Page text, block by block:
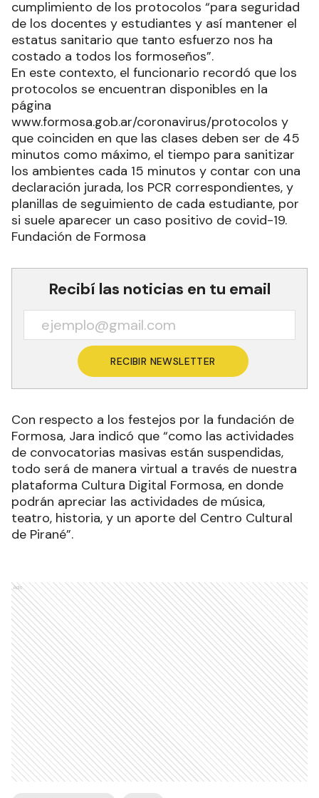
cumplimiento de los protocolos “para seguridad
de los docentes y estudiantes y así mantener el
estatus sanitario que tanto esfuerzo nos ha
costado a todos los formoseños”.
En este contexto, el funcionario recordó que los
protocolos se encuentran disponibles en la
página
www.formosa.gob.ar/coronavirus/protocolos y
que coinciden en que las clases deben ser de 45
minutos como máximo, el tiempo para sanitizar
los ambientes cada 15 minutos y contar con una
declaración jurada, los PCR correspondientes, y
planillas de seguimiento de cada estudiante, por
si suele aparecer un caso positivo de covid-19.
Fundación de Formosa
Recibí las noticias en tu email
RECIBIR NEWSLETTER
Con respecto a los festejos por la fundación de
Formosa, Jara indicó que “como las actividades
de convocatorias masivas están suspendidas,
todo será de manera virtual a través de nuestra
plataforma Cultura Digital Formosa, en donde
podrán apreciar las actividades de música,
teatro, historia, y un aporte del Centro Cultural
de Pirané”.
Ads